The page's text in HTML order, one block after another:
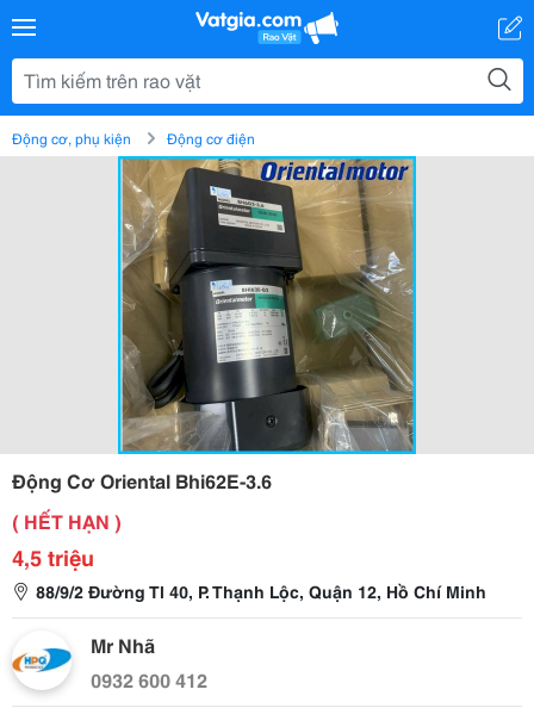
Động cơ, phụ kiện Động cơ điện
Động Cơ Oriental Bhi62E-3.6
( HẾT HẠN )
4,5 triệu
88/9/2 Đường Tl 40, P. Thạnh Lộc, Quận 12, Hồ Chí Minh
Mr Nhã
0932 600 412